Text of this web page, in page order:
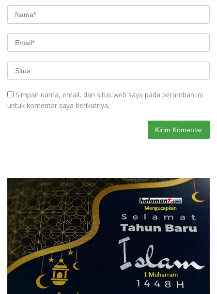
Simpan nama, email, dan situs web saya pada peramban ini
untuk komentar saya berikutnya.